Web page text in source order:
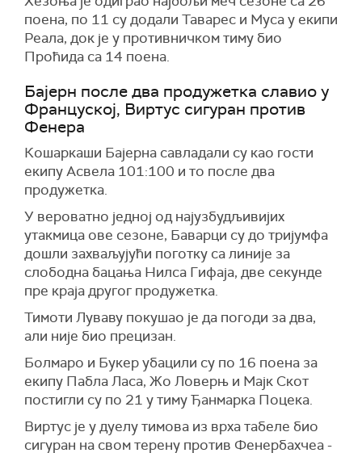
поена, по 11 су додали Таварес и Муса у екипи
Реала, док је у противничком тиму био
Проћида са 14 поена.
Бајерн после два продужетка славио у
Француској, Виртус сигуран против
Фенера
Кошаркаши Бајерна савладали су као гости
екипу Асвела 101:100 и то после два
продужетка.
У вероватно једној од најузбудљивијих
утакмица ове сезоне, Баварци су до тријумфа
дошли захваљујући поготку са линије за
слободна бацања Нилса Гифаја, две секунде
пре краја другог продужетка.
Тимоти Луваву покушао је да погоди за два,
али није био прецизан.
Болмаро и Букер убацили су по 16 поена за
екипу Пабла Ласа, Жо Ловерњ и Мајк Скот
постигли су по 21 у тиму Ђанмарка Поцека.
Виртус је у дуелу тимова из врха табеле био
сигуран на свом терену против Фенербахчеа -